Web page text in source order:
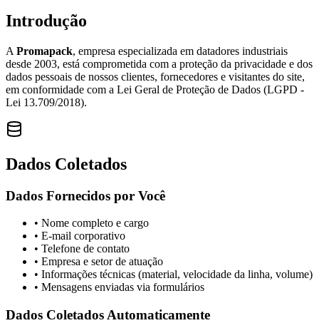
Introdução
A Promapack, empresa especializada em datadores industriais
desde 2003, está comprometida com a proteção da privacidade e dos
dados pessoais de nossos clientes, fornecedores e visitantes do site,
em conformidade com a Lei Geral de Proteção de Dados (LGPD -
Lei 13.709/2018).
Dados Coletados
Dados Fornecidos por Você
• Nome completo e cargo
• E-mail corporativo
• Telefone de contato
• Empresa e setor de atuação
• Informações técnicas (material, velocidade da linha, volume)
• Mensagens enviadas via formulários
Dados Coletados Automaticamente